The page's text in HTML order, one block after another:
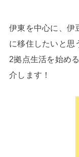
伊東を中心に、伊
に移住したいと思
2拠点生活を始め
介します！